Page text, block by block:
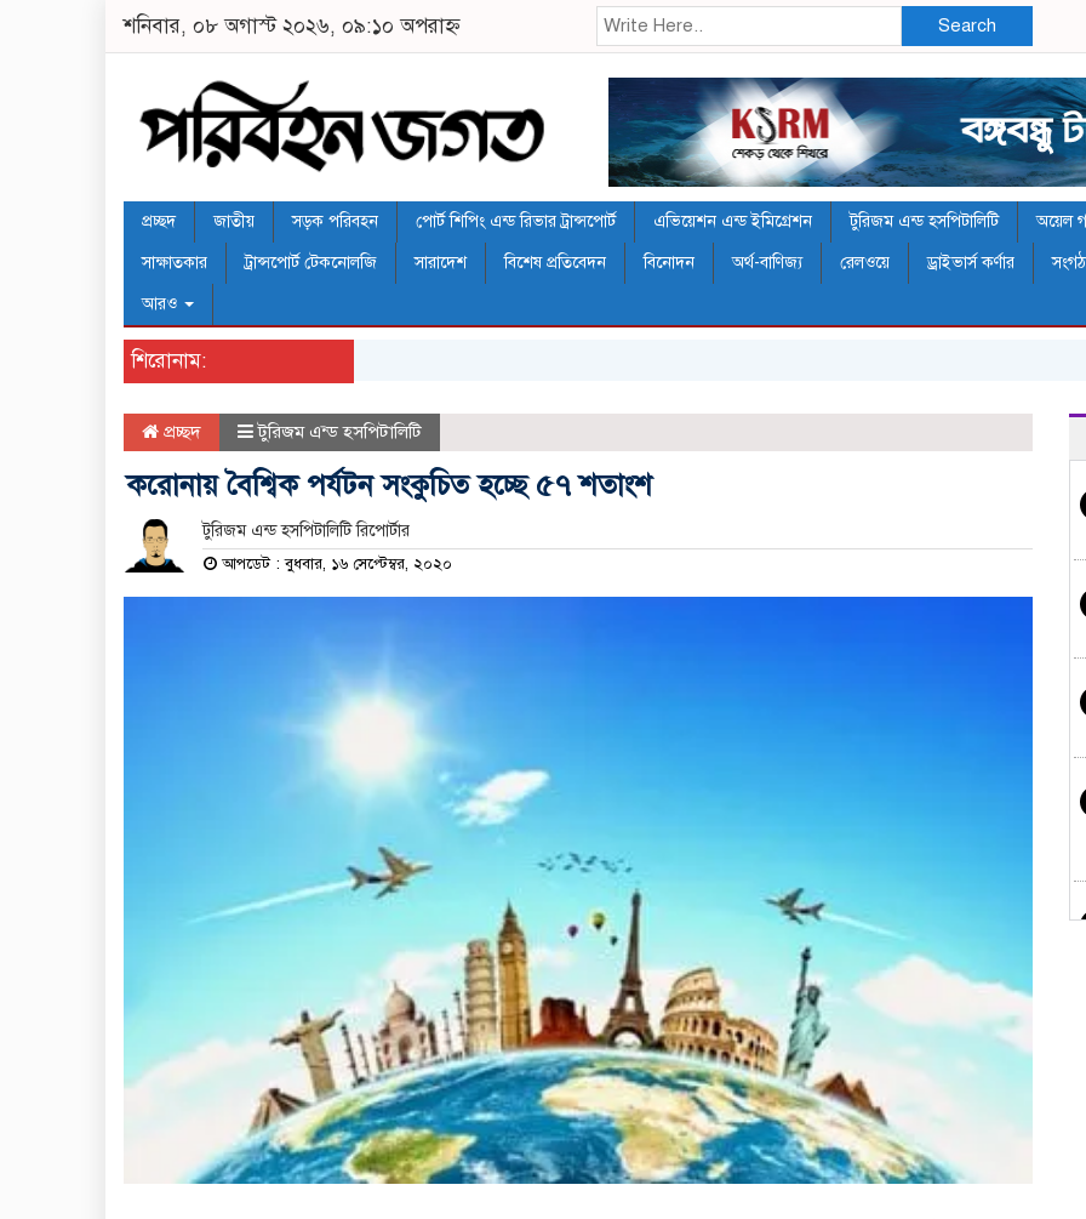
শনিবার, ০৮ অগাস্ট ২০২৬, ০৯:১০ অপরাহ্ন Search
প্রচ্ছদ জাতীয় সড়ক পরিবহন পোর্ট শিপিং এন্ড রিভার ট্রান্সপোর্ট এভিয়েশন এন্ড ইমিগ্রেশন টুরিজম এন্ড হসপিটালিটি অয়েল
সাক্ষাতকার
ট্রান্সপোর্ট টেকনোলজি সারাদেশ বিশেষ প্রতিবেদন বিনোদন অর্থ-বাণিজ্য রেলওয়ে ড্রাইভার্স কর্ণার
আরও
শিরোনাম:
প্রচ্ছদ টুরিজম এন্ড হসপিটালিটি
করোনায় বৈশ্বিক পর্যটন সংকুচিত হচ্ছে ৫৭ শতাংশ
টুরিজম এন্ড হসপিটালিটি রিপোর্টার
আপডেট : বুধবার, ১৬ সেপ্টেম্বর, ২০২০